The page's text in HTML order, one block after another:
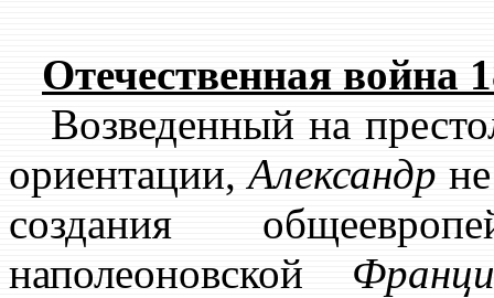
Отечественная война
Возведенный на
ориентации,Александр
создания
наполеоновской